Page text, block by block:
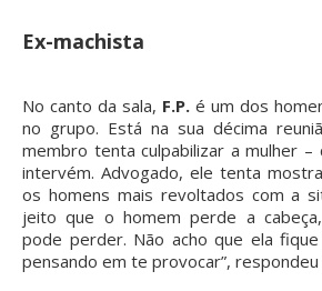
Ex-machista
No canto da sala, F.P. é um dos
no grupo. Está na sua décima
membro tenta culpabilizar a mulher –
intervém. Advogado, ele tenta
os homens mais revoltados com a
jeito que o homem perde a
pode perder. Não acho que ela
pensando em te provocar”, respondeu